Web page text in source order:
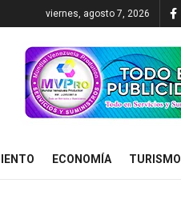
viernes, agosto 7, 2026
ECONOMÍA TURISMO